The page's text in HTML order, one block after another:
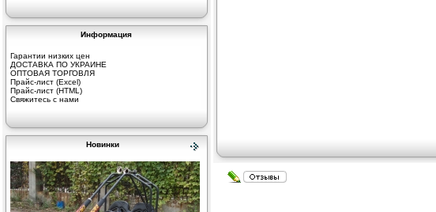
Информация
Гарантии низких цен
ДОСТАВКА ПО УКРАИНЕ
ОПТОВАЯ ТОРГОВЛЯ
Прайс-лист (Excel)
Прайс-лист (HTML)
Свяжитесь с нами
Новинки